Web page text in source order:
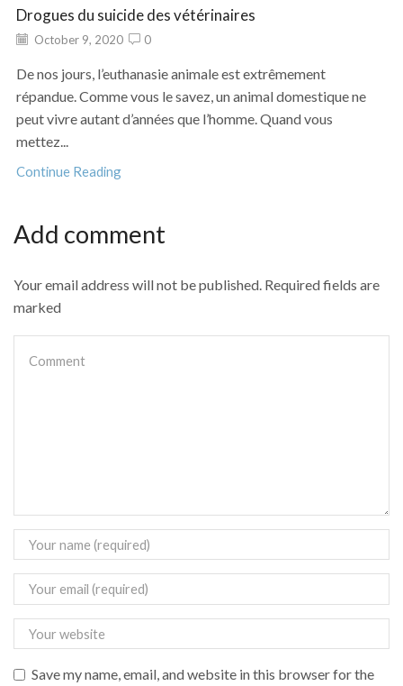
Drogues du suicide des vétérinaires
October 9, 2020 0
De nos jours, l’euthanasie animale est extrêmement
répandue. Comme vous le savez, un animal domestique ne
peut vivre autant d’années que l’homme. Quand vous
mettez...
Continue Reading
Add comment
Your email address will not be published. Required fields are
marked
Save my name, email, and website in this browser for the